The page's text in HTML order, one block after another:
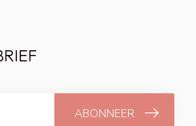
ABONNEER